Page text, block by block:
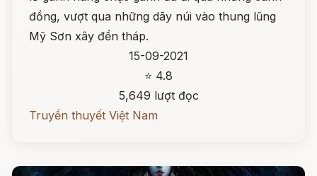
đồng, vượt qua những dãy núi vào thung lũng
Mỹ Sơn xây đền tháp.
15-09-2021
⭐ 4.8
5,649 lượt đọc
Truyền thuyết Việt Nam